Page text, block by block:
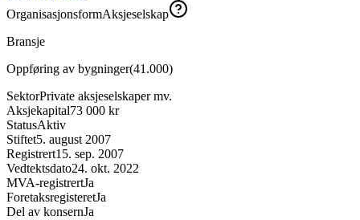
OrganisasjonsformAksjeselskap
Bransje
Oppføring av bygninger(41.000)
SektorPrivate aksjeselskaper mv.
Aksjekapital73 000 kr
StatusAktiv
Stiftet5. august 2007
Registrert15. sep. 2007
Vedtektsdato24. okt. 2022
MVA-registrertJa
ForetaksregisteretJa
Del av konsernJa